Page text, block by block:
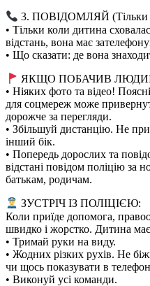
3. ПОВІДОМЛЯЙ (Тільки
• Тільки коли дитина
відстань, вона має
• Що сказати: де вона
ЯКЩО ПОБАЧИВ ЛЮДИНУ
• Ніяких фото та відео!
для соцмереж може
дорожче за перегляди.
• Збільшуй дистанцію. Не
інший бік.
• Попередь дорослих та
відстані повідом поліцію за
батькам, родичам.
ЗУСТРІЧ ІЗ ПОЛІЦІЄЮ:
Коли приїде допомога,
швидко і жорстко. Дитина
• Тримай руки на виду.
• Жодних різких рухів. Не
чи щось показувати в
• Виконуй усі команди.